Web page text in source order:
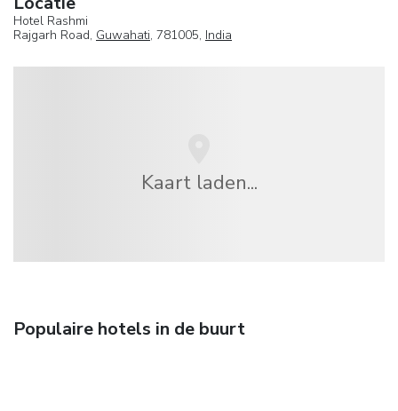
Hotel Rashmi
Rajgarh Road, Guwahati, 781005, India
Kaart laden...
Populaire hotels in de buurt